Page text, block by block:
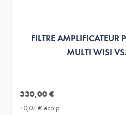
FILTRE AMPLIFICATEUR
MULTI WISI
330,00 €
+0,07 € éco-p